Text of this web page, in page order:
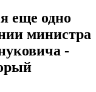
еще одно
министра
-